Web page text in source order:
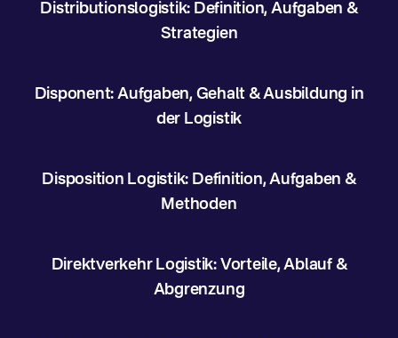
Distributionslogistik: Definition, Aufgaben &
Strategien
Disponent: Aufgaben, Gehalt & Ausbildung in
der Logistik
Disposition Logistik: Definition, Aufgaben &
Methoden
Direktverkehr Logistik: Vorteile, Ablauf &
Abgrenzung